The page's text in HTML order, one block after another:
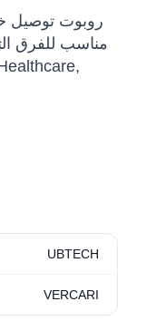
مناسب للفرق
UBTECH
VERCARI